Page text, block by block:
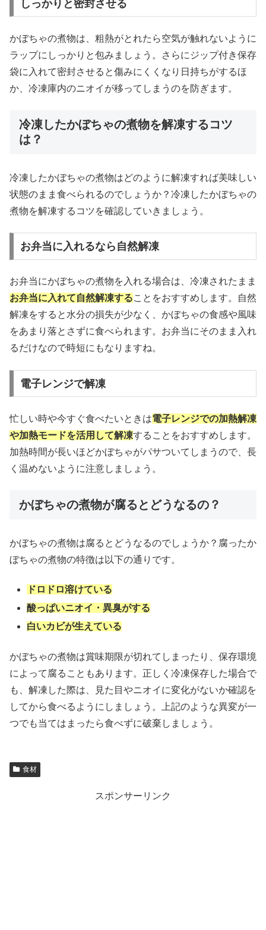
しっかりと密封させる
かぼちゃの煮物は、粗熱がとれたら空気が触れないように
ラップにしっかりと包みましょう。さらにジップ付き保存
袋に入れて密封させると傷みにくくなり日持ちがするほ
か、冷凍庫内のニオイが移ってしまうのを防ぎます。
冷凍したかぼちゃの煮物を解凍するコツ
は？
冷凍したかぼちゃの煮物はどのように解凍すれば美味しい
状態のまま食べられるのでしょうか？冷凍したかぼちゃの
煮物を解凍するコツを確認していきましょう。
お弁当に入れるなら自然解凍
お弁当にかぼちゃの煮物を入れる場合は、冷凍されたまま
お弁当に入れて自然解凍することをおすすめします。自然
解凍をすると水分の損失が少なく、かぼちゃの食感や風味
をあまり落とさずに食べられます。お弁当にそのまま入れ
るだけなので時短にもなりますね。
電子レンジで解凍
忙しい時や今すぐ食べたいときは電子レンジでの加熱解凍
や加熱モードを活用して解凍することをおすすめします。
加熱時間が長いほどかぼちゃがパサついてしまうので、長
く温めないように注意しましょう。
かぼちゃの煮物が腐るとどうなるの？
かぼちゃの煮物は腐るとどうなるのでしょうか？腐ったか
ぼちゃの煮物の特徴は以下の通りです。
ドロドロ溶けている
酸っぱいニオイ・異臭がする
白いカビが生えている
かぼちゃの煮物は賞味期限が切れてしまったり、保存環境
によって腐ることもあります。正しく冷凍保存した場合で
も、解凍した際は、見た目やニオイに変化がないか確認を
してから食べるようにしましょう。上記のような異変が一
つでも当てはまったら食べずに破棄しましょう。
食材
スポンサーリンク